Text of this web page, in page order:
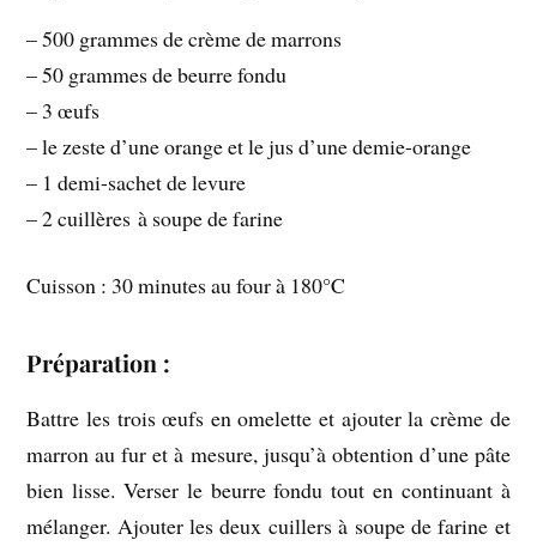
– 500 grammes de crème de marrons
– 50 grammes de beurre fondu
– 3 œufs
– le zeste d’une orange et le jus d’une demie-orange
– 1 demi-sachet de levure
– 2 cuillères à soupe de farine
Cuisson : 30 minutes au four à 180°C
Préparation :
Battre les trois œufs en omelette et ajouter la crème de
marron au fur et à mesure, jusqu’à obtention d’une pâte
bien lisse. Verser le beurre fondu tout en continuant à
mélanger. Ajouter les deux cuillers à soupe de farine et